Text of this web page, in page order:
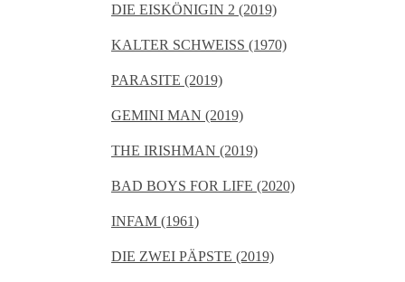
DIE EISKÖNIGIN 2 (2019)
KALTER SCHWEISS (1970)
PARASITE (2019)
GEMINI MAN (2019)
THE IRISHMAN (2019)
BAD BOYS FOR LIFE (2020)
INFAM (1961)
DIE ZWEI PÄPSTE (2019)